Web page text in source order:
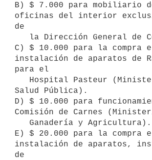
B) $ 7.000 para mobiliario
oficinas del interior
de
C) $ 10.000 para la compra e
instalación de aparatos de
para el
Salud Pública).
D) $ 10.000 para
Comisión de Carnes
E) $ 20.000 para la compra e
instalación de aparatos,
de